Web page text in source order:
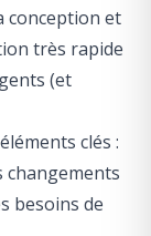
conception et
très rapide
(et
clés :
changements
besoins de